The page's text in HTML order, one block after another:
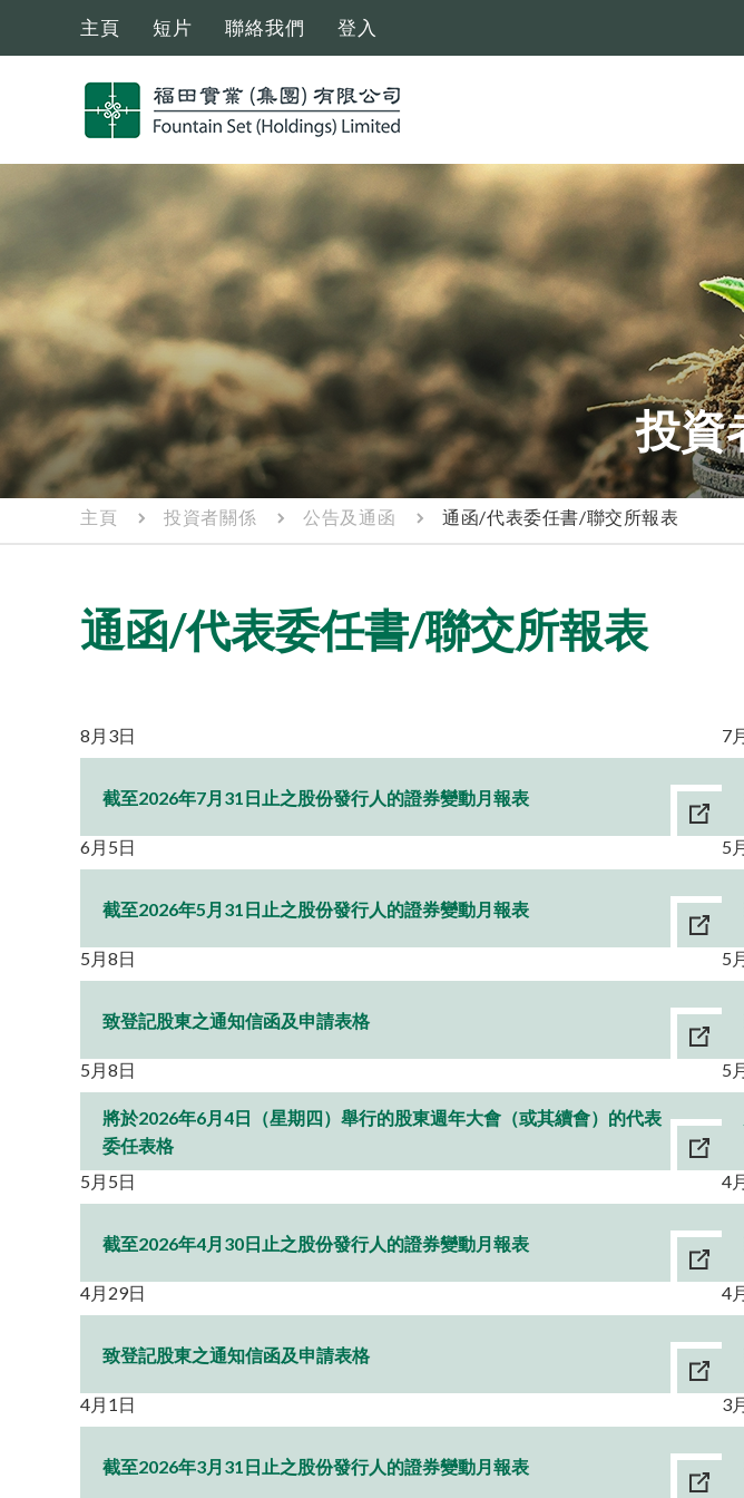
主頁 短片 聯絡我們 登入
投資
主頁 投資者關係 公告及通函 通函/代表委任書/聯交所報表
通函/代表委任書/聯交所報表
8月3日
截至2026年7月31日止之股份發行人的證券變動月報表
7
6月5日
截至2026年5月31日止之股份發行人的證券變動月報表
5
5月8日
致登記股東之通知信函及申請表格
5
5月8日
將於2026年6月4日（星期四）舉行的股東週年大會（或其續會）的代表
委任表格
5
5月5日
截至2026年4月30日止之股份發行人的證券變動月報表
4
4月29日
致登記股東之通知信函及申請表格
4
4月1日
截至2026年3月31日止之股份發行人的證券變動月報表
3